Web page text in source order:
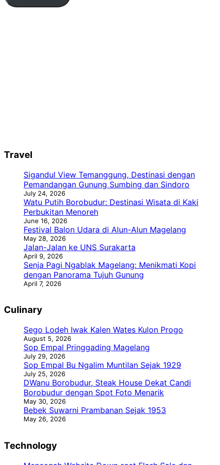
Travel
Sigandul View Temanggung, Destinasi dengan
Pemandangan Gunung Sumbing dan Sindoro
July 24, 2026
Watu Putih Borobudur: Destinasi Wisata di Kaki
Perbukitan Menoreh
June 16, 2026
Festival Balon Udara di Alun-Alun Magelang
May 28, 2026
Jalan-Jalan ke UNS Surakarta
April 9, 2026
Senja Pagi Ngablak Magelang: Menikmati Kopi
dengan Panorama Tujuh Gunung
April 7, 2026
Culinary
Sego Lodeh Iwak Kalen Wates Kulon Progo
August 5, 2026
Sop Empal Pringgading Magelang
July 29, 2026
Sop Empal Bu Ngalim Muntilan Sejak 1929
July 25, 2026
DWanu Borobudur, Steak House Dekat Candi
Borobudur dengan Spot Foto Menarik
May 30, 2026
Bebek Suwarni Prambanan Sejak 1953
May 26, 2026
Technology